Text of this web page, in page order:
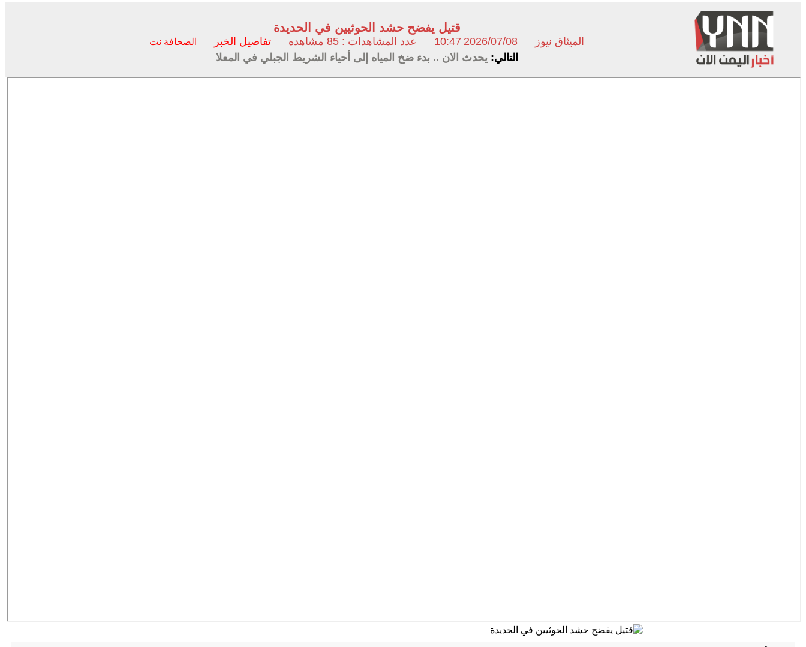
قتيل يفضح حشد الحوثيين في الحديدة
الميثاق نيوز 2026/07/08
10:47 عدد المشاهدات : 85 مشاهده تفاصيل الخبر الصحافة نت
التالي: يحدث الان .. بدء ضخ المياه إلى أحياء الشريط الجبلي في المعلا